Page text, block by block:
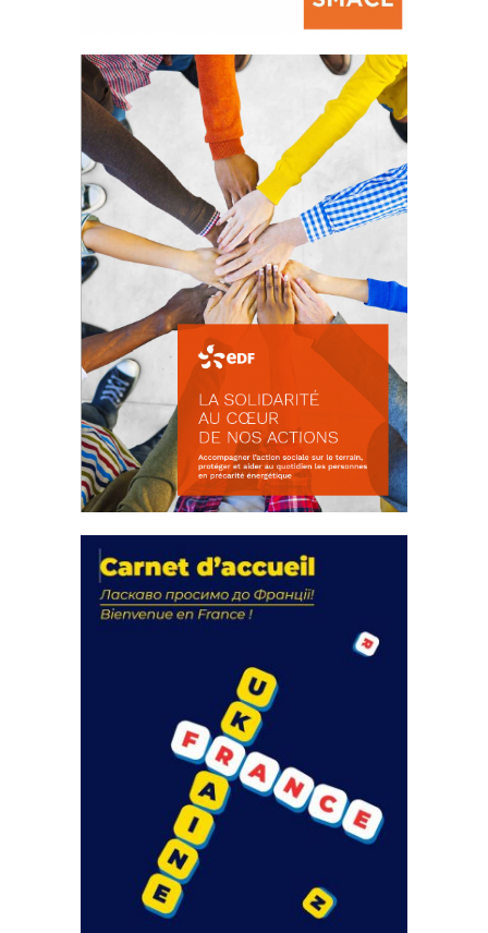
La prévention des conflits
d’intérêts
18 septembre 2023
FEUILLETER
actions
18 septembre 2023
FEUILLETER